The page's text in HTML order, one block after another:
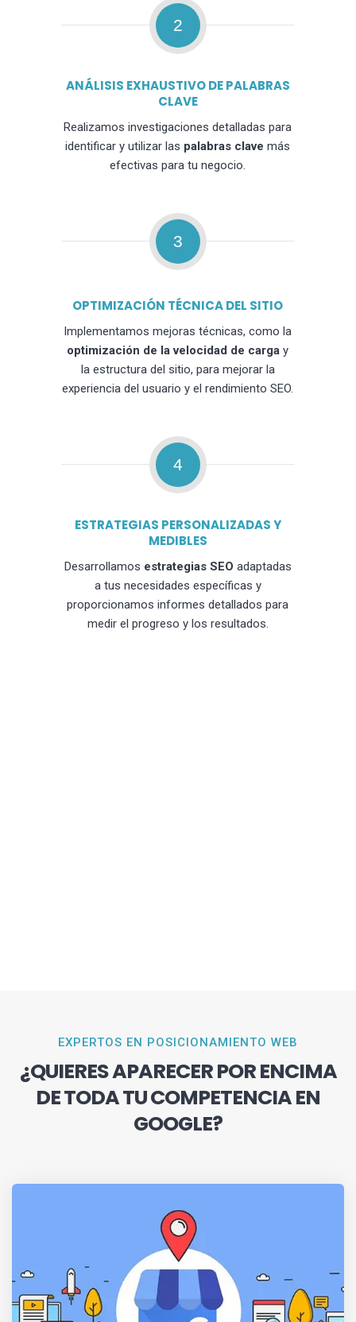
2
ANÁLISIS EXHAUSTIVO DE PALABRAS
CLAVE
Realizamos investigaciones detalladas para
identificar y utilizar las palabras clave más
efectivas para tu negocio.
3
OPTIMIZACIÓN TÉCNICA DEL SITIO
Implementamos mejoras técnicas, como la
optimización de la velocidad de carga y
la estructura del sitio, para mejorar la
experiencia del usuario y el rendimiento SEO.
4
ESTRATEGIAS PERSONALIZADAS Y
MEDIBLES
Desarrollamos estrategias SEO adaptadas
a tus necesidades específicas y
proporcionamos informes detallados para
medir el progreso y los resultados.
EXPERTOS EN POSICIONAMIENTO WEB
¿QUIERES APARECER POR ENCIMA
DE TODA TU COMPETENCIA EN
GOOGLE?